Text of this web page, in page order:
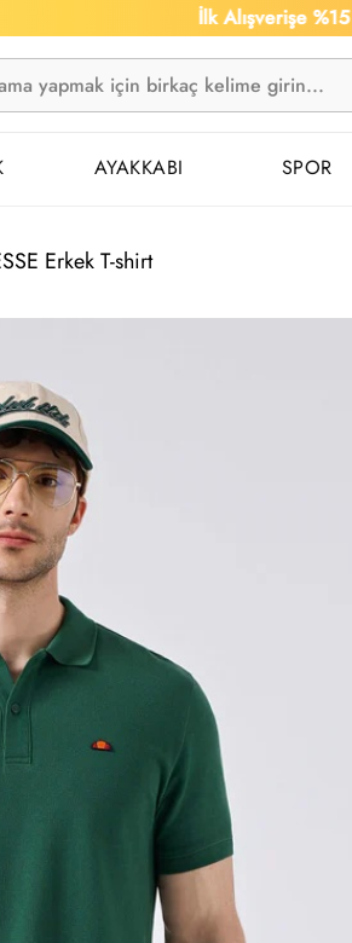
İlk Alışverişe %15 İndirim!
AYAKKABI SPOR
Erkek T-shirt